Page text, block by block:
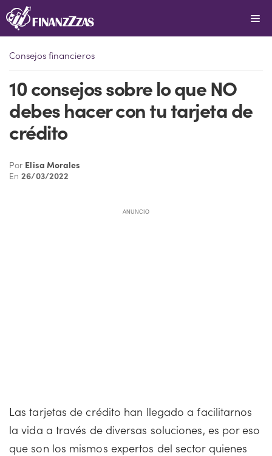
Saltar
al
Consejos financieros
10 consejos sobre lo que NO
debes hacer con tu tarjeta de
crédito
Por Elisa Morales
En26/03/2022
ANUNCIO
Las tarjetas de crédito han llegado a facilitarnos
la vida a través de diversas soluciones, es por eso
que son los mismos expertos del sector quienes